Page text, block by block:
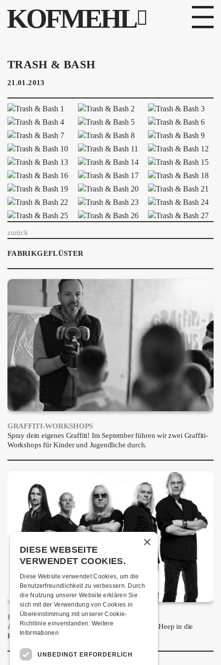
KOFMEHL
PROGRAMM
FABRIKGEFLÜSTER
GALERIE
FOTOGALERIE
PHOTOMAT
INFOS
KONTAKT
ÜBER UNS
SHOP
MITMACHEN
TRASH & BASH
21.01.2013
zurück
FABRIKGEFLÜSTER
GRAFFITI-WORKSHOPS
Spray dein eigenes Graffiti! Im September führen wir zwei Graffiti-
Workshops für Kinder und Jugendliche durch.
FRISCH BESTÄTIGT: URIAH HEEP
Am Sonntag, 15. November 2026 kommen Uriah Heep in die
Kulturfabrik Kofmehl!
×
DIESE WEBSEITE
VERWENDET COOKIES.
Diese Website verwendet Cookies, um die
Benutzerfreundlichkeit zu verbessern. Durch
die Nutzung unserer Website erklären Sie
sich mit der Verwendung von Cookies in
Übereinstimmung mit unserer Cookie-
Richtlinie einverstanden. Weitere
Informationen
UNBEDINGT ERFORDERLICH